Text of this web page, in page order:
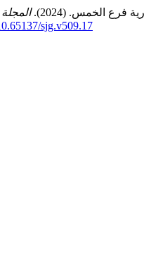
فرع الخمس. (2024).
المجلة
sjg.v509.17